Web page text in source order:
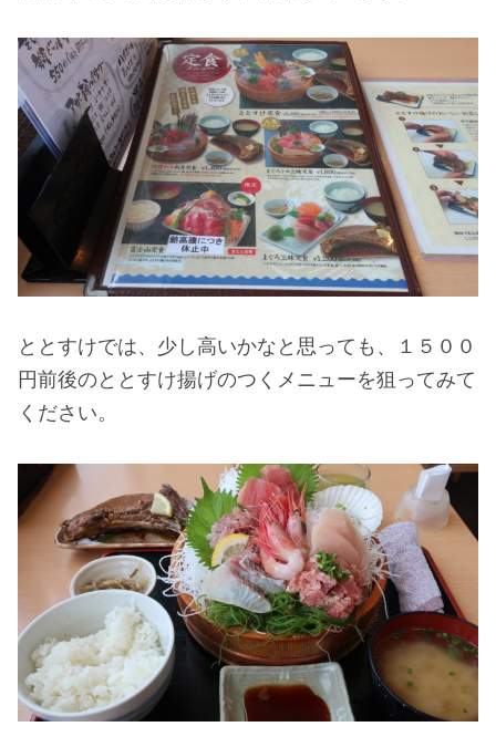
ととすけでは、少し高いかなと思っても、１５００
円前後のととすけ揚げのつくメニューを狙ってみて
ください。